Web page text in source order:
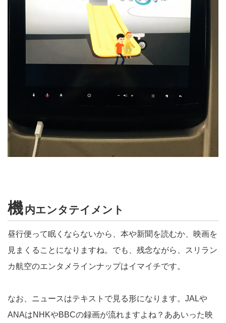
機内エンタテイメント
昼行便って眠くならないから、本や新聞を読むか、映画を
見まくることになりますね。でも、残念ながら、スリラン
カ航空のエンタメラインナップはイマイチです。
なお、ニュースはテキストで見る形になります。JALや
ANAはNHKやBBCの録画が流れますよね？ああいった映